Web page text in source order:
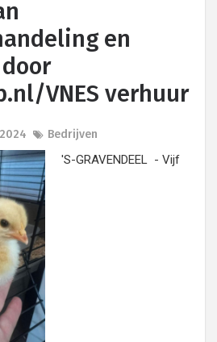
en
VNES verhuur
Bedrijven
'S-GRAVENDEEL - Vijf